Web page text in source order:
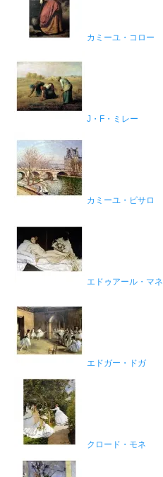
カミーユ・コロー
J・F・ミレー
カミーユ・ピサロ
エドゥアール・マネ
エドガー・ドガ
クロード・モネ